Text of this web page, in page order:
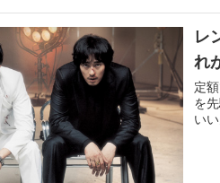
レ
れ
定
を
い